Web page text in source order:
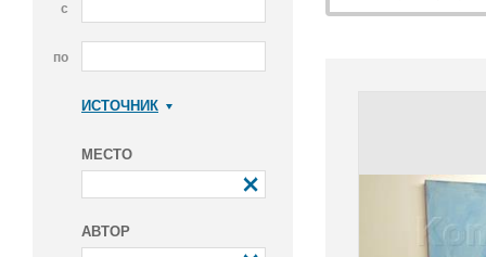
с
по
ИСТОЧНИК
МЕСТО
АВТОР